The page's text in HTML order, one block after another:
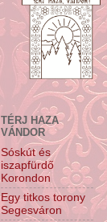
TÉRJ HAZA
VÁNDOR
Sóskút és
iszapfürdő
Korondon
Egy titkos torony
Segesváron